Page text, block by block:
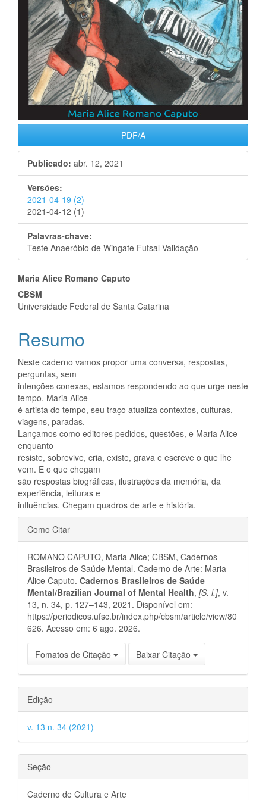
PDF/A
Publicado: abr. 12, 2021
Versões:
2021-04-19 (2)
2021-04-12 (1)
Palavras-chave:
Teste Anaeróbio de Wingate Futsal Validação
Conteúdo
do
principal
Maria Alice Romano Caputo
CBSM
Universidade Federal de Santa Catarina
Resumo
Neste caderno vamos propor uma conversa, respostas,
perguntas, sem
intenções conexas, estamos respondendo ao que urge neste
tempo. Maria Alice
é artista do tempo, seu traço atualiza contextos, culturas,
viagens, paradas.
Lançamos como editores pedidos, questões, e Maria Alice
enquanto
resiste, sobrevive, cria, existe, grava e escreve o que lhe
vem. E o que chegam
são respostas biográficas, ilustrações da memória, da
experiência, leituras e
influências. Chegam quadros de arte e história.
Detalhes
do
artigo
Como Citar
ROMANO CAPUTO, Maria Alice; CBSM, Cadernos
Brasileiros de Saúde Mental. Caderno de Arte: Maria
Alice Caputo. Cadernos Brasileiros de Saúde
Mental/Brazilian Journal of Mental Health, [S. l.], v.
13, n. 34, p. 127–143, 2021. Disponível em:
https://periodicos.ufsc.br/index.php/cbsm/article/view/80
626. Acesso em: 6 ago. 2026.
Fomatos de Citação Baixar Citação
Edição
v. 13 n. 34 (2021)
Seção
Caderno de Cultura e Arte